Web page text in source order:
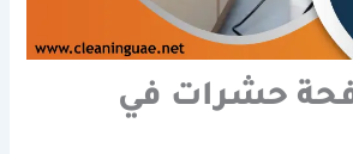
حشرات في